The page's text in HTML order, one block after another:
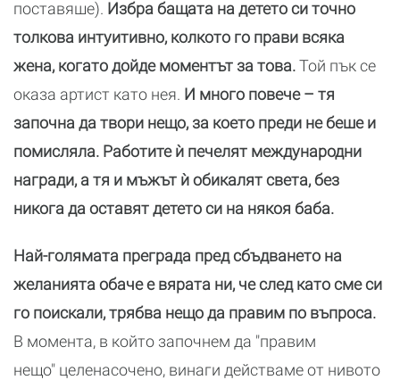
поставяше). Избра бащата на детето си точно
толкова интуитивно, колкото го прави всяка
жена, когато дойде моментът за това.Той пък се
оказа артист като нея. И много повече – тя
започна да твори нещо, за което преди не беше и
помисляла. Работите ѝ печелят международни
награди, а тя и мъжът ѝ обикалят света, без
никога да оставят детето си на някоя баба.
Най-голямата преграда пред сбъдването на
желанията обаче е вярата ни, че след като сме си
го поискали, трябва нещо да правим по въпроса.
В момента, в който започнем да "правим
нещо" целенасочено, винаги действаме от нивото